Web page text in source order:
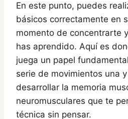
En este punto, puedes
básicos correctamente en
momento de concentrarte
has aprendido. Aquí es
juega un papel
serie de movimientos una
desarrollar la memoria
neuromusculares que te
técnica sin pensar.